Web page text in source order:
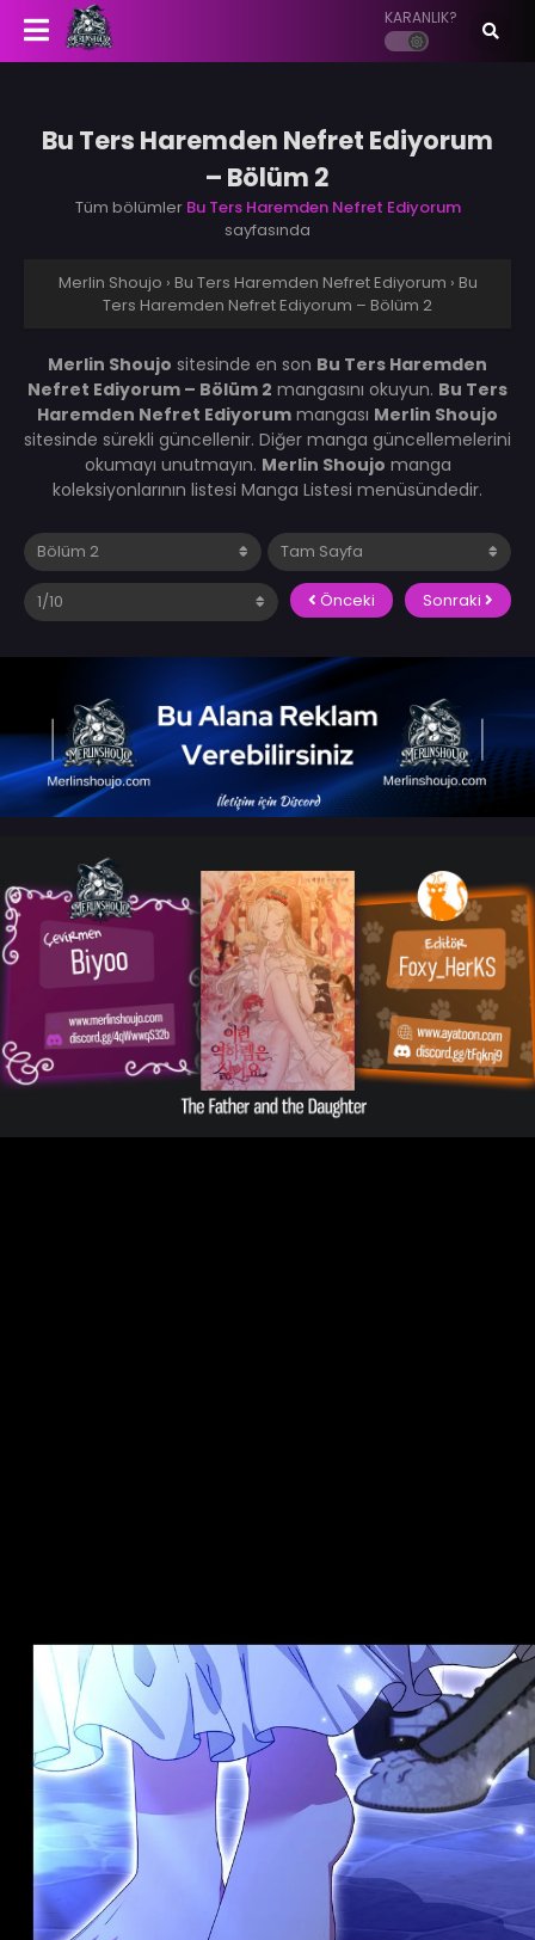
KARANLIK?
Bu Ters Haremden Nefret Ediyorum
– Bölüm 2
Tüm bölümler Bu Ters Haremden Nefret Ediyorum
sayfasında
Merlin Shoujo › Bu Ters Haremden Nefret Ediyorum › Bu
Ters Haremden Nefret Ediyorum – Bölüm 2
Merlin Shoujo sitesinde en son Bu Ters Haremden
Nefret Ediyorum – Bölüm 2 mangasını okuyun. Bu Ters
Haremden Nefret Ediyorum mangası Merlin Shoujo
sitesinde sürekli güncellenir. Diğer manga güncellemelerini
okumayı unutmayın. Merlin Shoujo manga
koleksiyonlarının listesi Manga Listesi menüsündedir.
Önceki Sonraki